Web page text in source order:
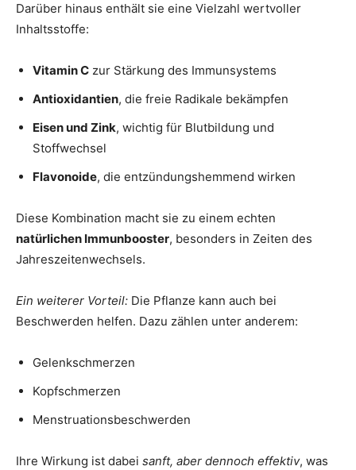
Darüber hinaus enthält sie eine Vielzahl wertvoller
Inhaltsstoffe:
Vitamin C zur Stärkung des Immunsystems
Antioxidantien, die freie Radikale bekämpfen
Eisen und Zink, wichtig für Blutbildung und
Stoffwechsel
Flavonoide, die entzündungshemmend wirken
Diese Kombination macht sie zu einem echten
natürlichen Immunbooster, besonders in Zeiten des
Jahreszeitenwechsels.
Ein weiterer Vorteil: Die Pflanze kann auch bei
Beschwerden helfen. Dazu zählen unter anderem:
Gelenkschmerzen
Kopfschmerzen
Menstruationsbeschwerden
Ihre Wirkung ist dabei sanft, aber dennoch effektiv, was